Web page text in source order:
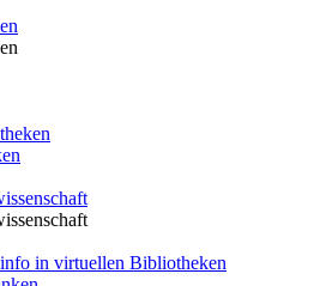
in virtuellen Bibliotheken